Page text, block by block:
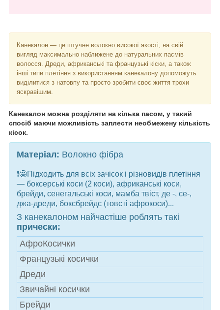
Канекалон — це штучне волокно високої якості, на свій
вигляд максимально наближене до натуральних пасмів
волосся. Дреди, африканські та французькі кіски, а також
інші типи плетіння з використанням канекалону допоможуть
виділитися з натовпу та просто зробити своє життя трохи
яскравішим.
Канекалон можна розділяти на кілька пасом, у такий
спосіб маючи можливість заплести необмежену кількість
кісок.
Матеріал: Волокно фібра
❗️🤩Підходить для всіх зачісок і різновидів плетіння
— боксерські коси (2 коси), африканські коси,
брейди, сенегальські коси, мамба твіст, де -, се-,
джа-дреди, боксбрейдс (товсті афрокоси)...
З канекалоном найчастіше роблять такі
прически:
АфроКосички
Французькі косички
Дреди
Звичайні косички
Брейди